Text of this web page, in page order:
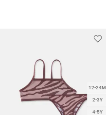
12-24M
2-3Y
4-5Y